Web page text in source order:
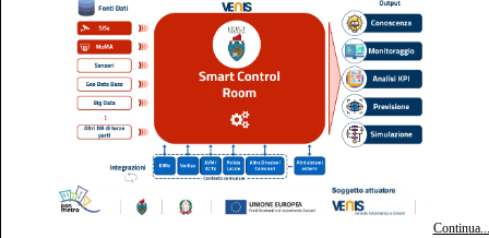
Continua...